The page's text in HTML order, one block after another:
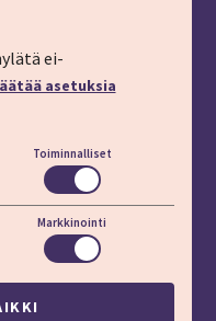
ei-
asetuksia
Toiminnalliset
Markkinointi